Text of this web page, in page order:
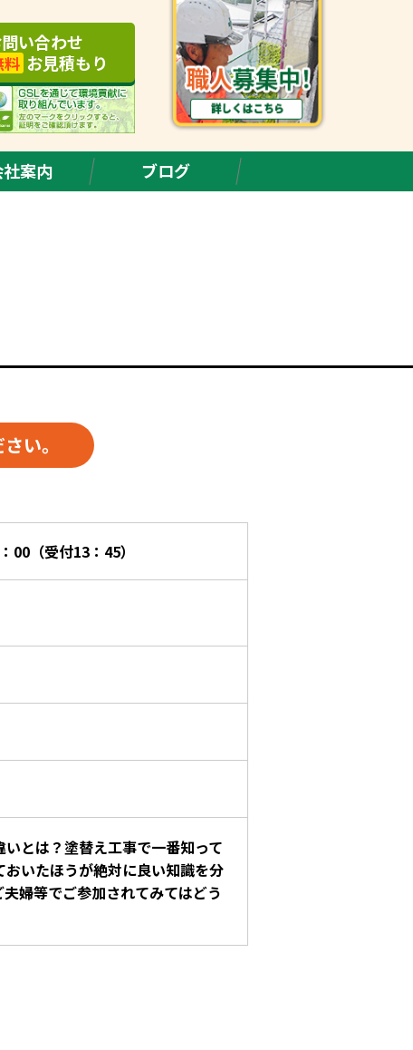
い合わせ
料 お見積もり
社案内 ブログ
い。
00（受付13：45）
とは？塗替え工事で一番知って
いたほうが絶対に良い知識を分
婦等でご参加されてみてはどう